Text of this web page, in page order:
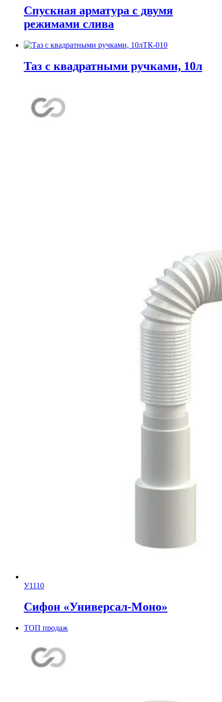
Спускная арматура с двумя
режимами слива
ТК-010
Таз с квадратными ручками, 10л
У1110
Сифон «Универсал-Моно»
ТОП продаж